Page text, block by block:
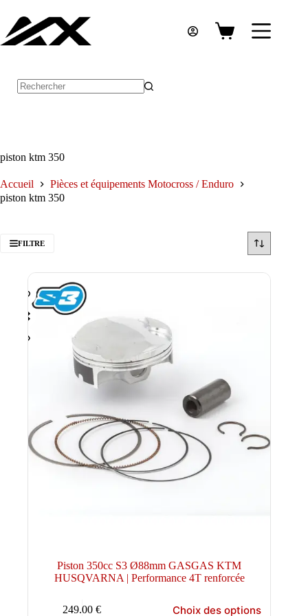
contenu
Panier
piston ktm 350
Accueil
Pièces et équipements Motocross / Enduro
piston ktm 350
FILTRE
Piston 350cc S3 Ø88mm GASGAS KTM
HUSQVARNA | Performance 4T renforcée
249.00€ Choix des options